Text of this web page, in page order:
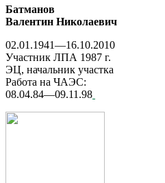
Батманов
Валентин Николаевич
02.01.1941—16.10.2010
Участник ЛПА 1987 г.
ЭЦ, начальник участка
Работа на ЧАЭС:
08.04.84—09.11.98